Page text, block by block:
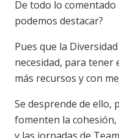
De todo lo
podemos destacar?
Pues que la
necesidad, para tener
más recursos y con
Se desprende de ello,
fomenten la